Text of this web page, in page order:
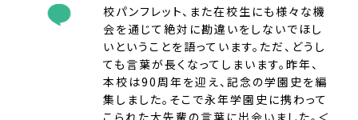
校パンフレット、また在校生にも様々な機
会を通じて絶対に勘違いをしないでほし
いということを語っています。ただ、どうし
ても言葉が長くなってしまいます。昨年、
本校は90周年を迎え、記念の学園史を編
集しました。そこで永年学園史に携わって